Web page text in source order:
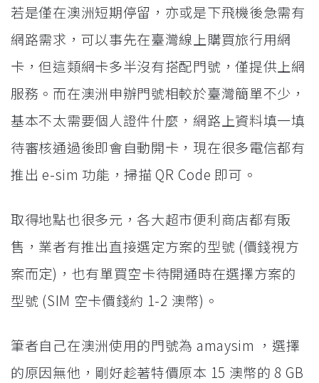
若是僅在澳洲短期停留，亦或是下飛機後急需有
網路需求，可以事先在臺灣線上購買旅行用網
卡，但這類網卡多半沒有搭配門號，僅提供上網
服務。而在澳洲申辦門號相較於臺灣簡單不少，
基本不太需要個人證件什麼，網路上資料填一填
待審核通過後即會自動開卡，現在很多電信都有
推出 e-sim 功能，掃描 QR Code 即可。
取得地點也很多元，各大超市便利商店都有販
售，業者有推出直接選定方案的型號 (價錢視方
案而定)，也有單買空卡待開通時在選擇方案的
型號 (SIM 空卡價錢約 1-2 澳幣)。
筆者自己在澳洲使用的門號為 amaysim ，選擇
的原因無他，剛好趁著特價原本 15 澳幣的 8 GB